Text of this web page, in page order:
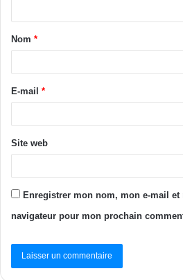
Nom *
E-mail *
Site web
Enregistrer mon nom, mon e-mail
navigateur pour mon prochain